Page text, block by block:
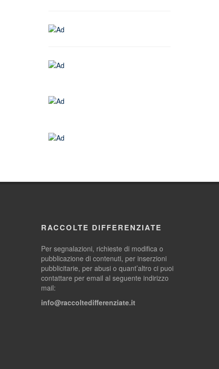
RACCOLTE DIFFERENZIATE
Per segnalazioni, richieste di modifica o
pubblicazione di contenuti, per inserzioni
pubblicitarie, per abusi o quant’altro ci puoi
contattare per email al seguente indirizzo
mail:
info@raccoltedifferenziate.it